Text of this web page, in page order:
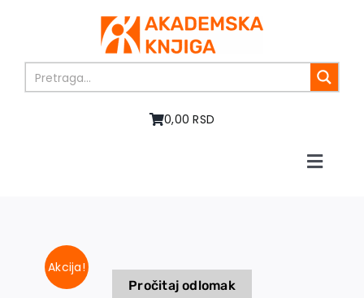
0,00 RSD
Toggle
U pripremi
Akcija!
Pročitaj odlomak